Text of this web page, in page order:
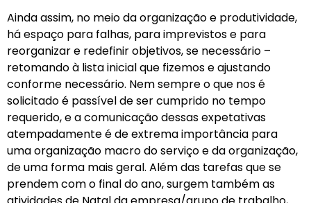
Ainda assim, no meio da organização e produtividade,
há espaço para falhas, para imprevistos e para
reorganizar e redefinir objetivos, se necessário –
retomando à lista inicial que fizemos e ajustando
conforme necessário. Nem sempre o que nos é
solicitado é passível de ser cumprido no tempo
requerido, e a comunicação dessas expetativas
atempadamente é de extrema importância para
uma organização macro do serviço e da organização,
de uma forma mais geral. Além das tarefas que se
prendem com o final do ano, surgem também as